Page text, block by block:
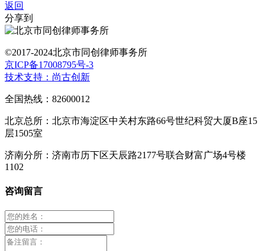
返回
分享到
©2017-2024北京市同创律师事务所
京ICP备17008795号-3
技术支持：尚古创新
全国热线：82600012
北京总所：北京市海淀区中关村东路66号世纪科贸大厦B座15
层1505室
济南分所：济南市历下区天辰路2177号联合财富广场4号楼
1102
咨询留言